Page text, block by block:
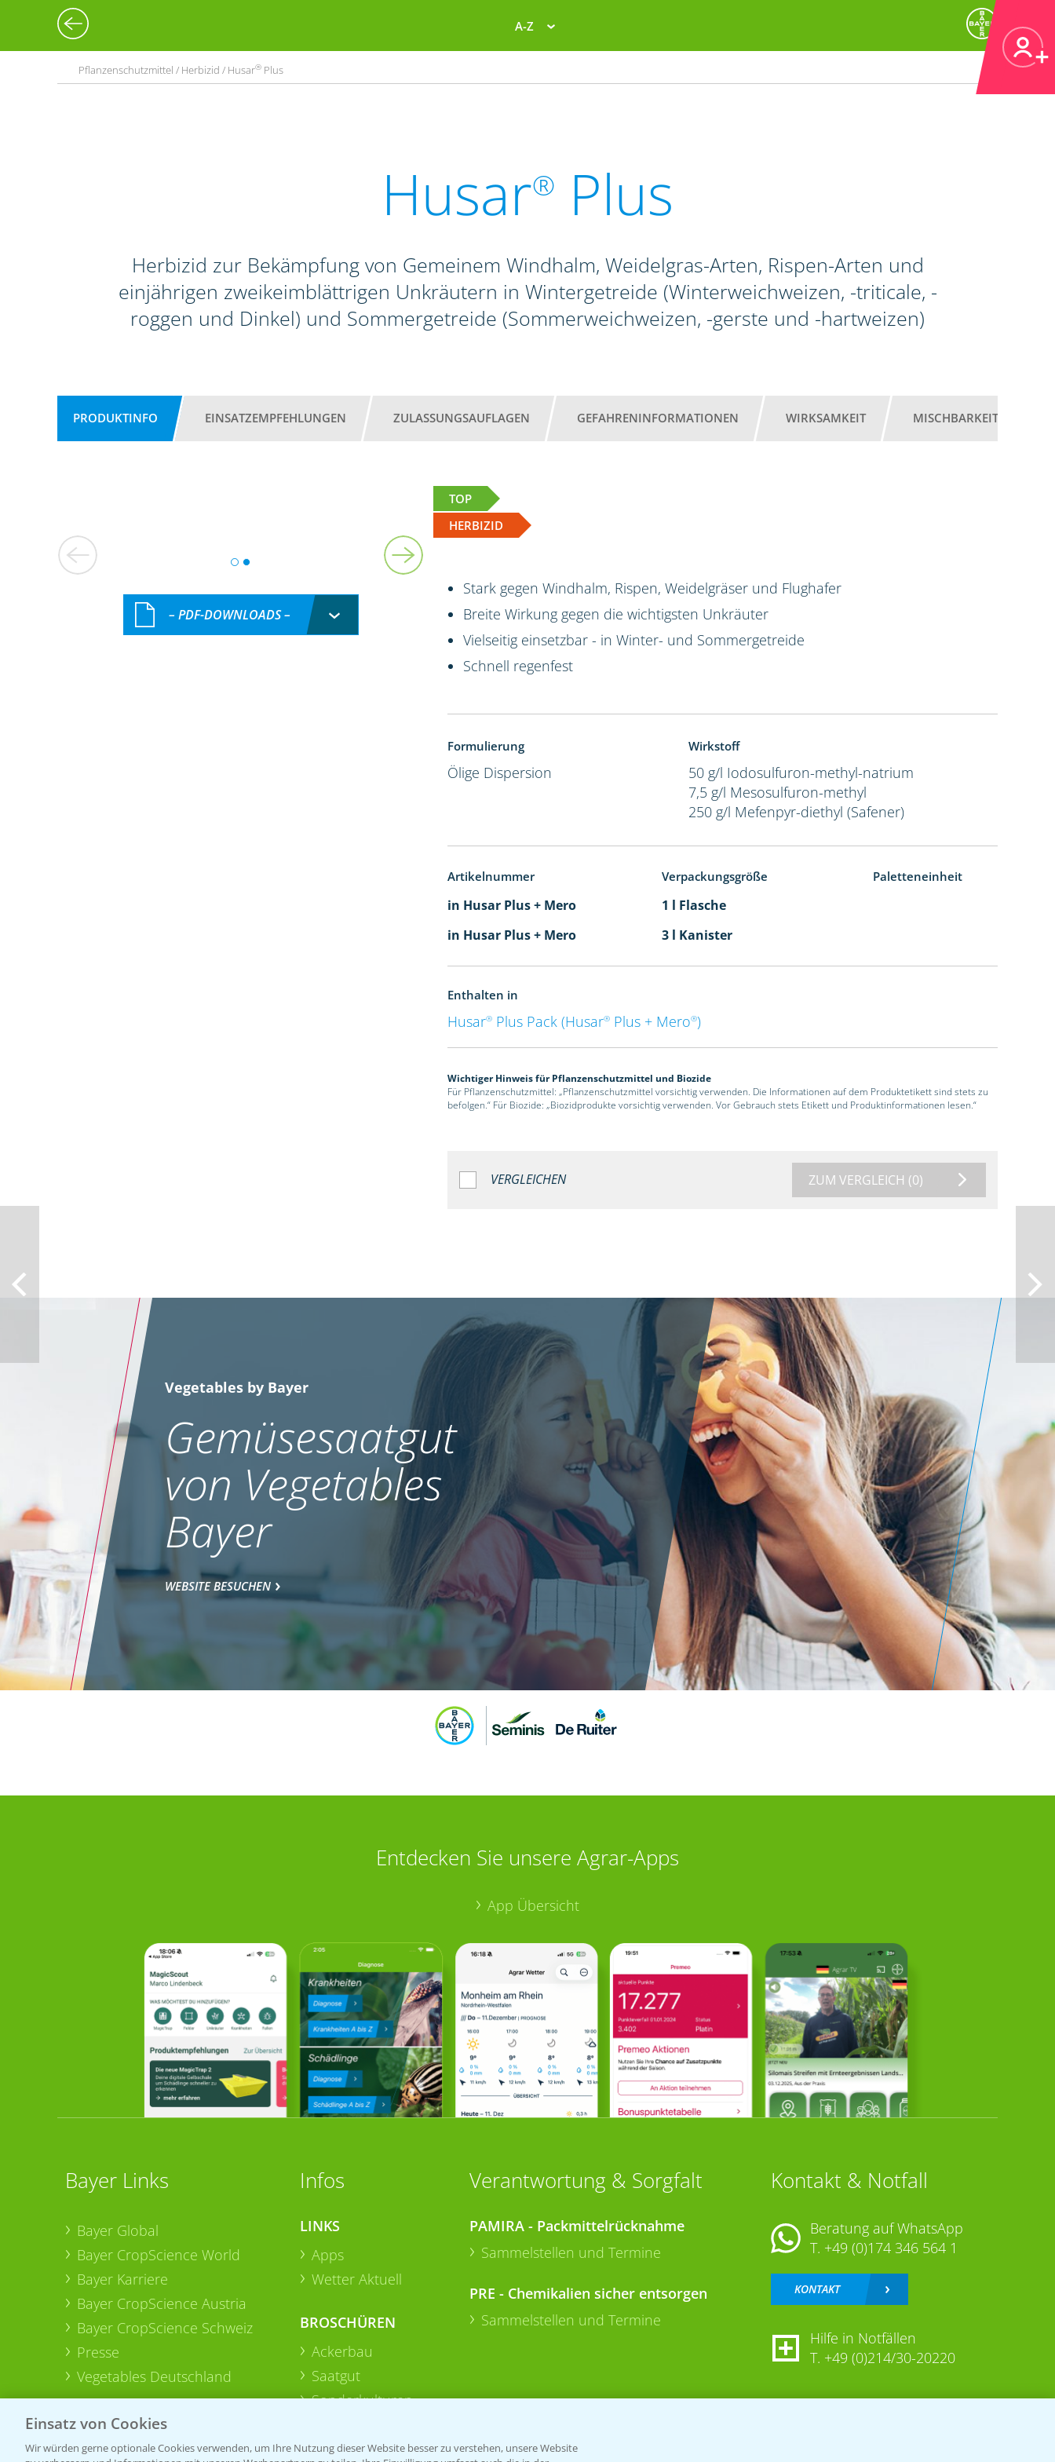
A-Z
Pflanzenschutzmittel / Herbizid / Husar® Plus
Husar® Plus
Herbizid zur Bekämpfung von Gemeinem Windhalm, Weidelgras-Arten, Rispen-Arten und
einjährigen zweikeimblättrigen Unkräutern in Wintergetreide (Winterweichweizen, -triticale, -
roggen und Dinkel) und Sommergetreide (Sommerweichweizen, -gerste und -hartweizen)
PRODUKTINFO EINSATZEMPFEHLUNGEN ZULASSUNGSAUFLAGEN GEFAHRENINFORMATIONEN WIRKSAMKEIT MISCHBARKEIT
TOP
HERBIZID
– PDF-DOWNLOADS –
Stark gegen Windhalm, Rispen, Weidelgräser und Flughafer
Breite Wirkung gegen die wichtigsten Unkräuter
Vielseitig einsetzbar - in Winter- und Sommergetreide
Schnell regenfest
Formulierung
Ölige Dispersion
Wirkstoff
50 g/l Iodosulfuron-methyl-natrium
7,5 g/l Mesosulfuron-methyl
250 g/l Mefenpyr-diethyl (Safener)
Artikelnummer Verpackungsgröße Paletteneinheit
in Husar Plus + Mero
1 l Flasche
in Husar Plus + Mero
3 l Kanister
Enthalten in
Husar® Plus Pack (Husar® Plus + Mero®)
Wichtiger Hinweis für Pflanzenschutzmittel und Biozide
Für Pflanzenschutzmittel: „Pflanzenschutzmittel vorsichtig verwenden. Die Informationen auf dem Produktetikett sind stets zu
befolgen.“ Für Biozide: „Biozidprodukte vorsichtig verwenden. Vor Gebrauch stets Etikett und Produktinformationen lesen.“
VERGLEICHEN ZUM VERGLEICH (0)
Vegetables by Bayer
Gemüsesaatgut
von Vegetables
Bayer
WEBSITE BESUCHEN
Entdecken Sie unsere Agrar-Apps
App Übersicht
Bayer Links
Bayer Global
Bayer CropScience World
Bayer Karriere
Bayer CropScience Austria
Bayer CropScience Schweiz
Presse
Vegetables Deutschland
Infos
LINKS
Apps
Wetter Aktuell
BROSCHÜREN
Ackerbau
Saatgut
Sonderkulturen
Verantwortung & Sorgfalt
PAMIRA - Packmittelrücknahme
Sammelstellen und Termine
PRE - Chemikalien sicher entsorgen
Sammelstellen und Termine
Kontakt & Notfall
Beratung auf WhatsApp
T. +49 (0)174 346 564 1
KONTAKT
Hilfe in Notfällen
T. +49 (0)214/30-20220
Einsatz von Cookies
Wir würden gerne optionale Cookies verwenden, um Ihre Nutzung dieser Website besser zu verstehen, unsere Website